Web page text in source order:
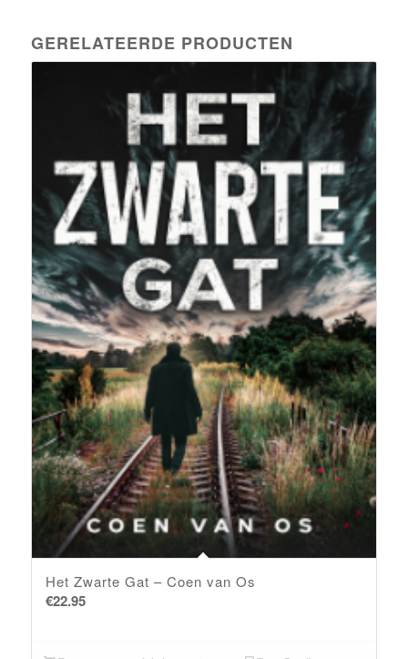
GERELATEERDE PRODUCTEN
Het Zwarte Gat – Coen van Os
€22.95